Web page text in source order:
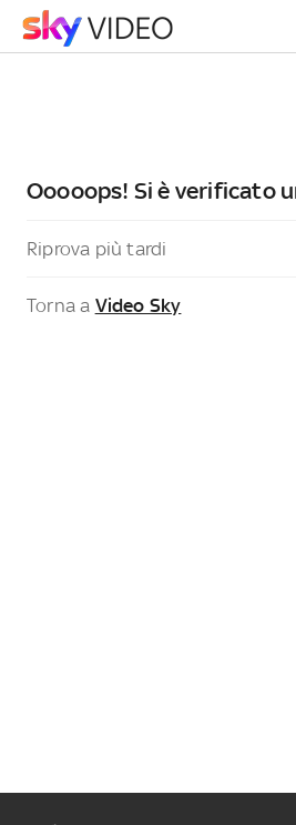
Ooooops! Si è verificato
Riprova più tardi
Torna a Video Sky